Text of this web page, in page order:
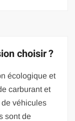
choisir ?
écologique et
carburant et
de véhicules
sont de